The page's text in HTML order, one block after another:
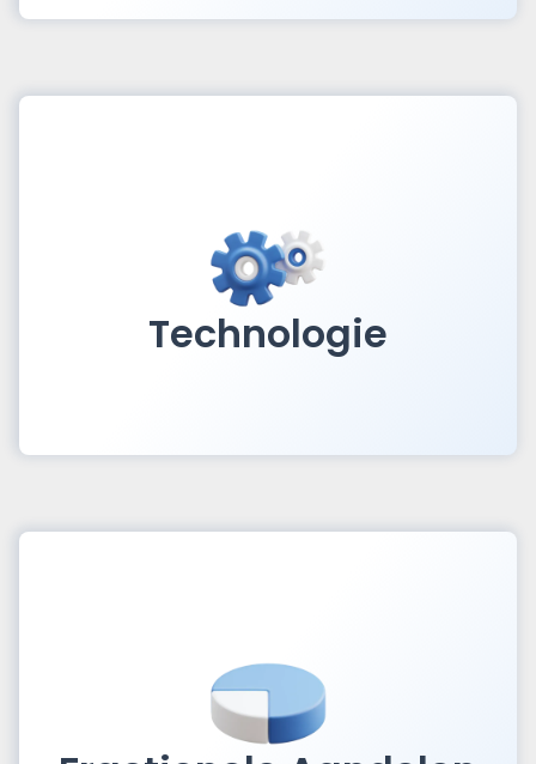
Technologie